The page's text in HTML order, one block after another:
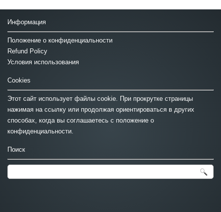
Информация
Положение о конфиденциальности
Refund Policy
Условия использования
Cookies
Этот сайт использует файлы cookie. При прокрутке страницы
нажимая на ссылку или продолжая ориентироваться в других
способах, когда вы соглашаетесь с положение о
конфиденциальности.
Поиск